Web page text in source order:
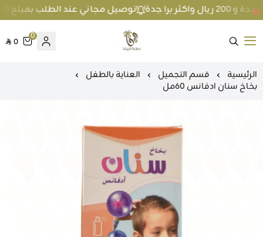
توصيل مجاني عند الطلب بمبلغ 100 ريال واكثر داخل جدة و 200 ريال واكثر برا جدة
متجر عطارة فيفا
0
0
الرئيسية قسم التجميل
العناية بالطفل
بخاخ سنان ادفانس 60مل